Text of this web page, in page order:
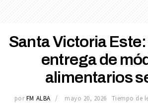
Santa Victoria
entrega de
alimentarios
por FM ALBA mayo 20, 2026 Tiempo de